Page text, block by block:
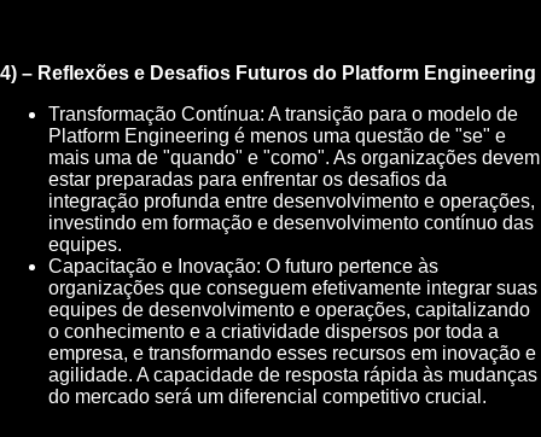
4) – Reflexões e Desafios Futuros do Platform Engineering
Transformação Contínua: A transição para o modelo de
Platform Engineering é menos uma questão de "se" e
mais uma de "quando" e "como". As organizações devem
estar preparadas para enfrentar os desafios da
integração profunda entre desenvolvimento e operações,
investindo em formação e desenvolvimento contínuo das
equipes.
Capacitação e Inovação: O futuro pertence às
organizações que conseguem efetivamente integrar suas
equipes de desenvolvimento e operações, capitalizando
o conhecimento e a criatividade dispersos por toda a
empresa, e transformando esses recursos em inovação e
agilidade. A capacidade de resposta rápida às mudanças
do mercado será um diferencial competitivo crucial.